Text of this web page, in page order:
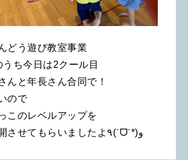
どう遊び教室事業
ち今日は2クール目
んと年長さん合同で！
ので
このレベルアップを
目指して展開させてもらいましたよ٩(ˊᗜˋ*)و